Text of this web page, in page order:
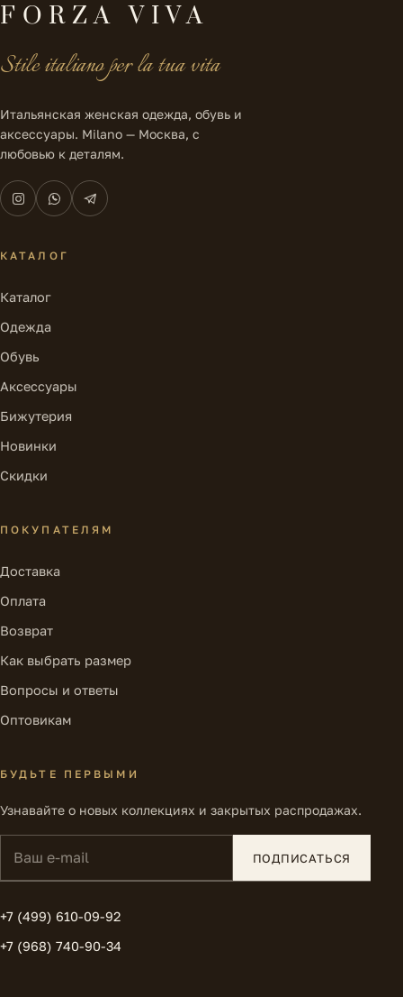
FORZA VIVA
Stile italiano per la tua vita
Итальянская женская одежда, обувь и
аксессуары. Milano — Москва, с
любовью к деталям.
КАТАЛОГ
Каталог
Одежда
Обувь
Аксессуары
Бижутерия
Новинки
Скидки
ПОКУПАТЕЛЯМ
Доставка
Оплата
Возврат
Как выбрать размер
Вопросы и ответы
Оптовикам
БУДЬТЕ ПЕРВЫМИ
Узнавайте о новых коллекциях и закрытых распродажах.
ПОДПИСАТЬСЯ
+7 (499) 610-09-92
+7 (968) 740-90-34